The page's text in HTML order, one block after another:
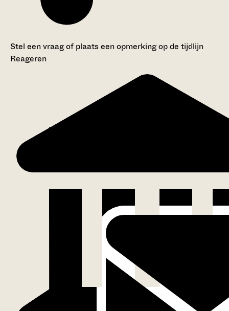
Stel een vraag of plaats een opmerking op de tijdlijn
Reageren